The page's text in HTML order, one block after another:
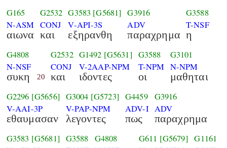
G165
N-ASM
αιωνα
G2532
CONJ
και
G3583 [G5681]
V-API-3S
εξηρανθη
G3916
ADV
παραχρημα
G3588
T-NSF
η
G4808
N-NSF
συκη 20
G2532
CONJ
και
G1492 [G5631]
V-2AAP-NPM
ιδοντες
G3588
T-NPM
οι
G3101
N-NPM
μαθηται
G2296 [G5656]
V-AAI-3P
εθαυμασαν
G3004 [G5723]
V-PAP-NPM
λεγοντες
G4459
ADV-I
πως
G3916
ADV
παραχρημα
G3583 [G5681] G3588 G4808
G611 [G5679]
G1161